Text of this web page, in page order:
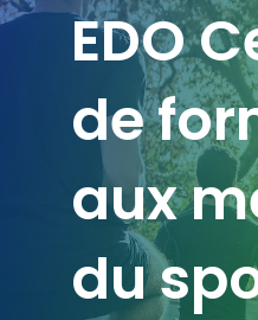
EDO
de
aux
du